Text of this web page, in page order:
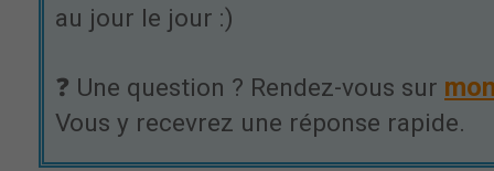
au jour le jour :)
❓ Une question ? Rendez-vous sur
Vous y recevrez une réponse rapide.